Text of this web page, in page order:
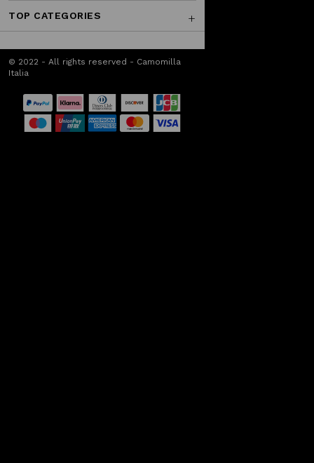
TOP CATEGORIES
© 2022 - All rights reserved - Camomilla
Italia